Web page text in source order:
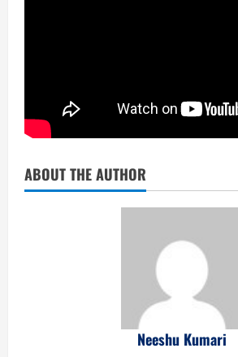
ABOUT THE AUTHOR
Neeshu Kumari